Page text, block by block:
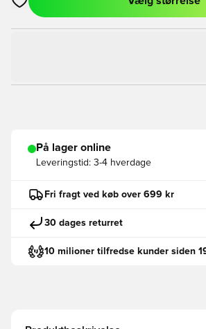
Åbner en Modal til at logge ind eller
På lager online
Leveringstid: 3-4 hverdage
Fri fragt ved køb over 699 kr
30 dages returret
10 milioner tilfredse kunder siden